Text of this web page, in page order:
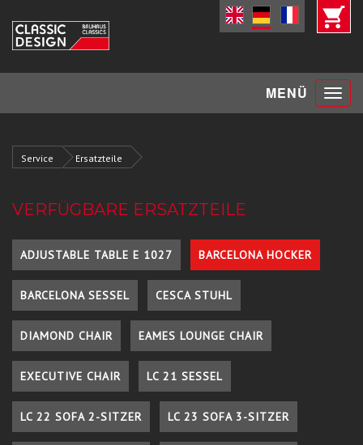
MENÜ Toggle
Service Ersatzteile
VERFÜGBARE ERSATZTEILE
ADJUSTABLE TABLE E 1027 BARCELONA HOCKER
BARCELONA SESSEL CESCA STUHL
DIAMOND CHAIR EAMES LOUNGE CHAIR
EXECUTIVE CHAIR LC 21 SESSEL
LC 22 SOFA 2-SITZER LC 23 SOFA 3-SITZER